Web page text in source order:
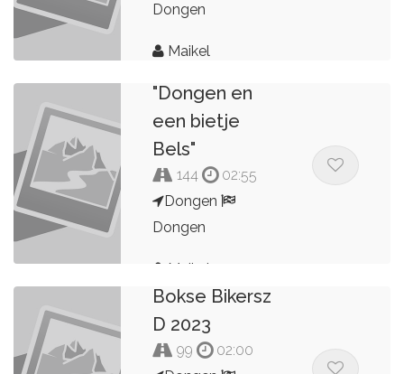
Dongen
Maikel
Update van
"Dongen en
een bietje
Bels"
144
02:55
Dongen
Dongen
Maikel
Bokse Bikersz
D 2023
99
02:00